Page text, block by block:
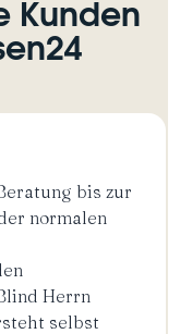
Kunden
bis zur
normalen
Herrn
selbst